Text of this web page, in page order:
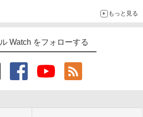
もっと見る
Watch をフォローする